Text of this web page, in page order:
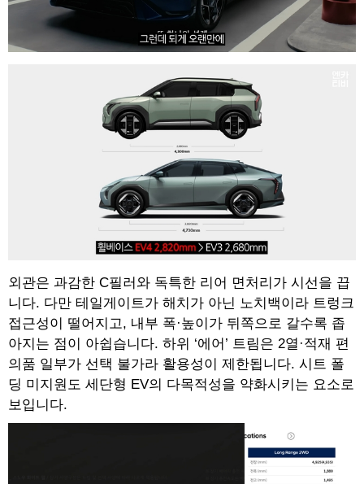
외관은 과감한 C필러와 독특한 리어 면처리가 시선을 끕
니다. 다만 테일게이트가 해치가 아닌 노치백이라 트렁크
접근성이 떨어지고, 내부 폭·높이가 뒤쪽으로 갈수록 좁
아지는 점이 아쉽습니다. 하위 ‘에어’ 트림은 2열·적재 편
의품 일부가 선택 불가라 활용성이 제한됩니다. 시트 폴
딩 미지원도 세단형 EV의 다목적성을 약화시키는 요소로
보입니다.